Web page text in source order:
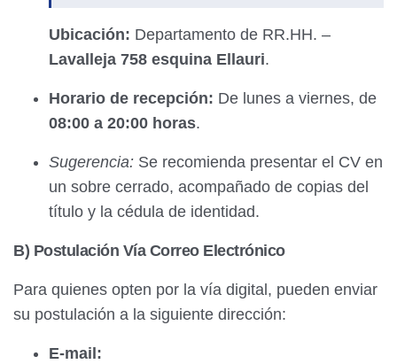
Ubicación: Departamento de RR.HH. –
Lavalleja 758 esquina Ellauri.
Horario de recepción: De lunes a viernes, de
08:00 a 20:00 horas.
Sugerencia: Se recomienda presentar el CV en
un sobre cerrado, acompañado de copias del
título y la cédula de identidad.
B) Postulación Vía Correo Electrónico
Para quienes opten por la vía digital, pueden enviar
su postulación a la siguiente dirección:
E-mail: